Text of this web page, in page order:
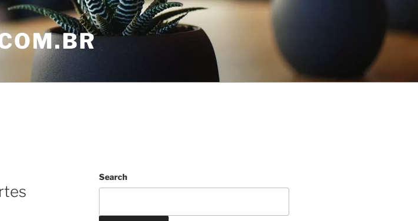
Search